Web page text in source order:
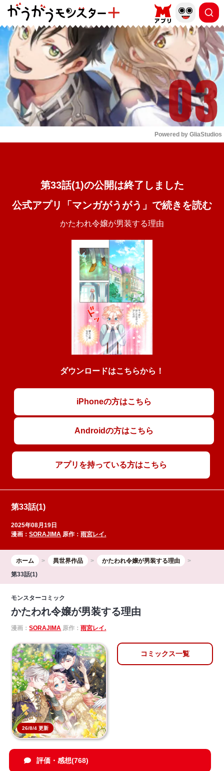
もっと読む
Powered by GliaStudios
第33話(1)の公開は終了しました
公式アプリ「マンガがうがう」で続きを読む
かたわれ令嬢が男装する理由
ダウンロードはこちらから！
iPhoneの方はこちら
Androidの方はこちら
アプリを持っている方はこちら
第33話(1)
2025年08月19日
漫画：SORAJIMA 原作：雨宮レイ.
ホーム 異世界作品
かたわれ令嬢が男装する理由
第33話(1)
モンスターコミック
かたわれ令嬢が男装する理由
漫画：SORAJIMA 原作：雨宮レイ.
26/8/4 更新
コミックス一覧
評価・感想(768)